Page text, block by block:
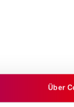
Über